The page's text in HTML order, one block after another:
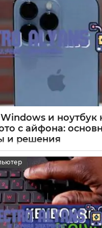
и ноутбук
с айфона:
и решения